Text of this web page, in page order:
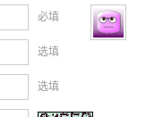
必填
选填
选填